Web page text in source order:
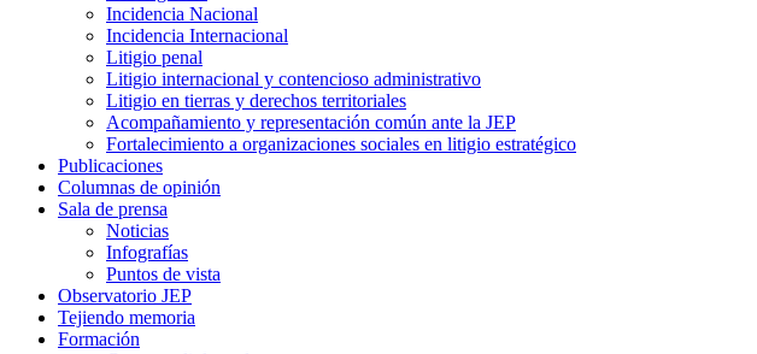
Incidencia Nacional
Incidencia Internacional
Litigio penal
Litigio internacional y contencioso administrativo
Litigio en tierras y derechos territoriales
Acompañamiento y representación común ante la JEP
Fortalecimiento a organizaciones sociales en litigio estratégico
Publicaciones
Columnas de opinión
Sala de prensa
Noticias
Infografías
Puntos de vista
Observatorio JEP
Tejiendo memoria
Formación